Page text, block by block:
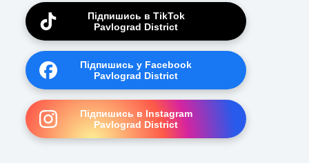
Підпишись в TikTok
Pavlograd District
Підпишись у Facebook
Pavlograd District
Підпишись в Instagram
Pavlograd District